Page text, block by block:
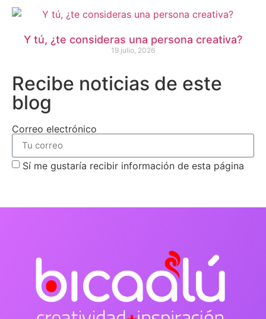
Y tú, ¿te consideras una persona creativa?
19 julio, 2026
Recibe noticias de este
blog
Correo electrónico
Sí me gustaría recibir información de esta página